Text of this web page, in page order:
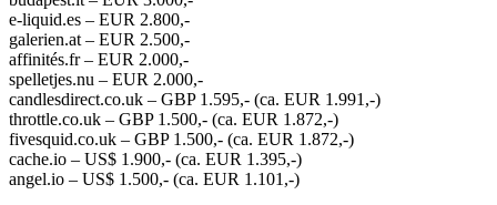
e-liquid.es – EUR 2.800,-
galerien.at – EUR 2.500,-
affinités.fr – EUR 2.000,-
spelletjes.nu – EUR 2.000,-
candlesdirect.co.uk – GBP 1.595,- (ca. EUR 1.991,-)
throttle.co.uk – GBP 1.500,- (ca. EUR 1.872,-)
fivesquid.co.uk – GBP 1.500,- (ca. EUR 1.872,-)
cache.io – US$ 1.900,- (ca. EUR 1.395,-)
angel.io – US$ 1.500,- (ca. EUR 1.101,-)